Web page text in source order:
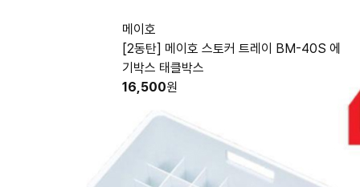
메이호
[2동탄] 메이호 스토커 트레이 BM-40S 에
기박스 태클박스
16,500원